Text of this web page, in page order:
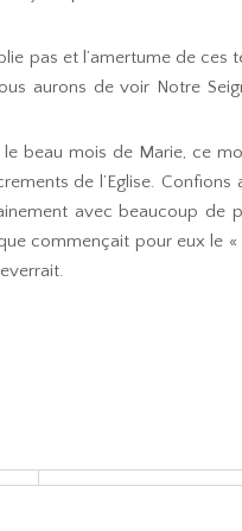
pas et l’amertume de ces
aurons de voir Notre
beau mois de Marie, ce
de l’Eglise.
avec beaucoup de
commençait pour eux le